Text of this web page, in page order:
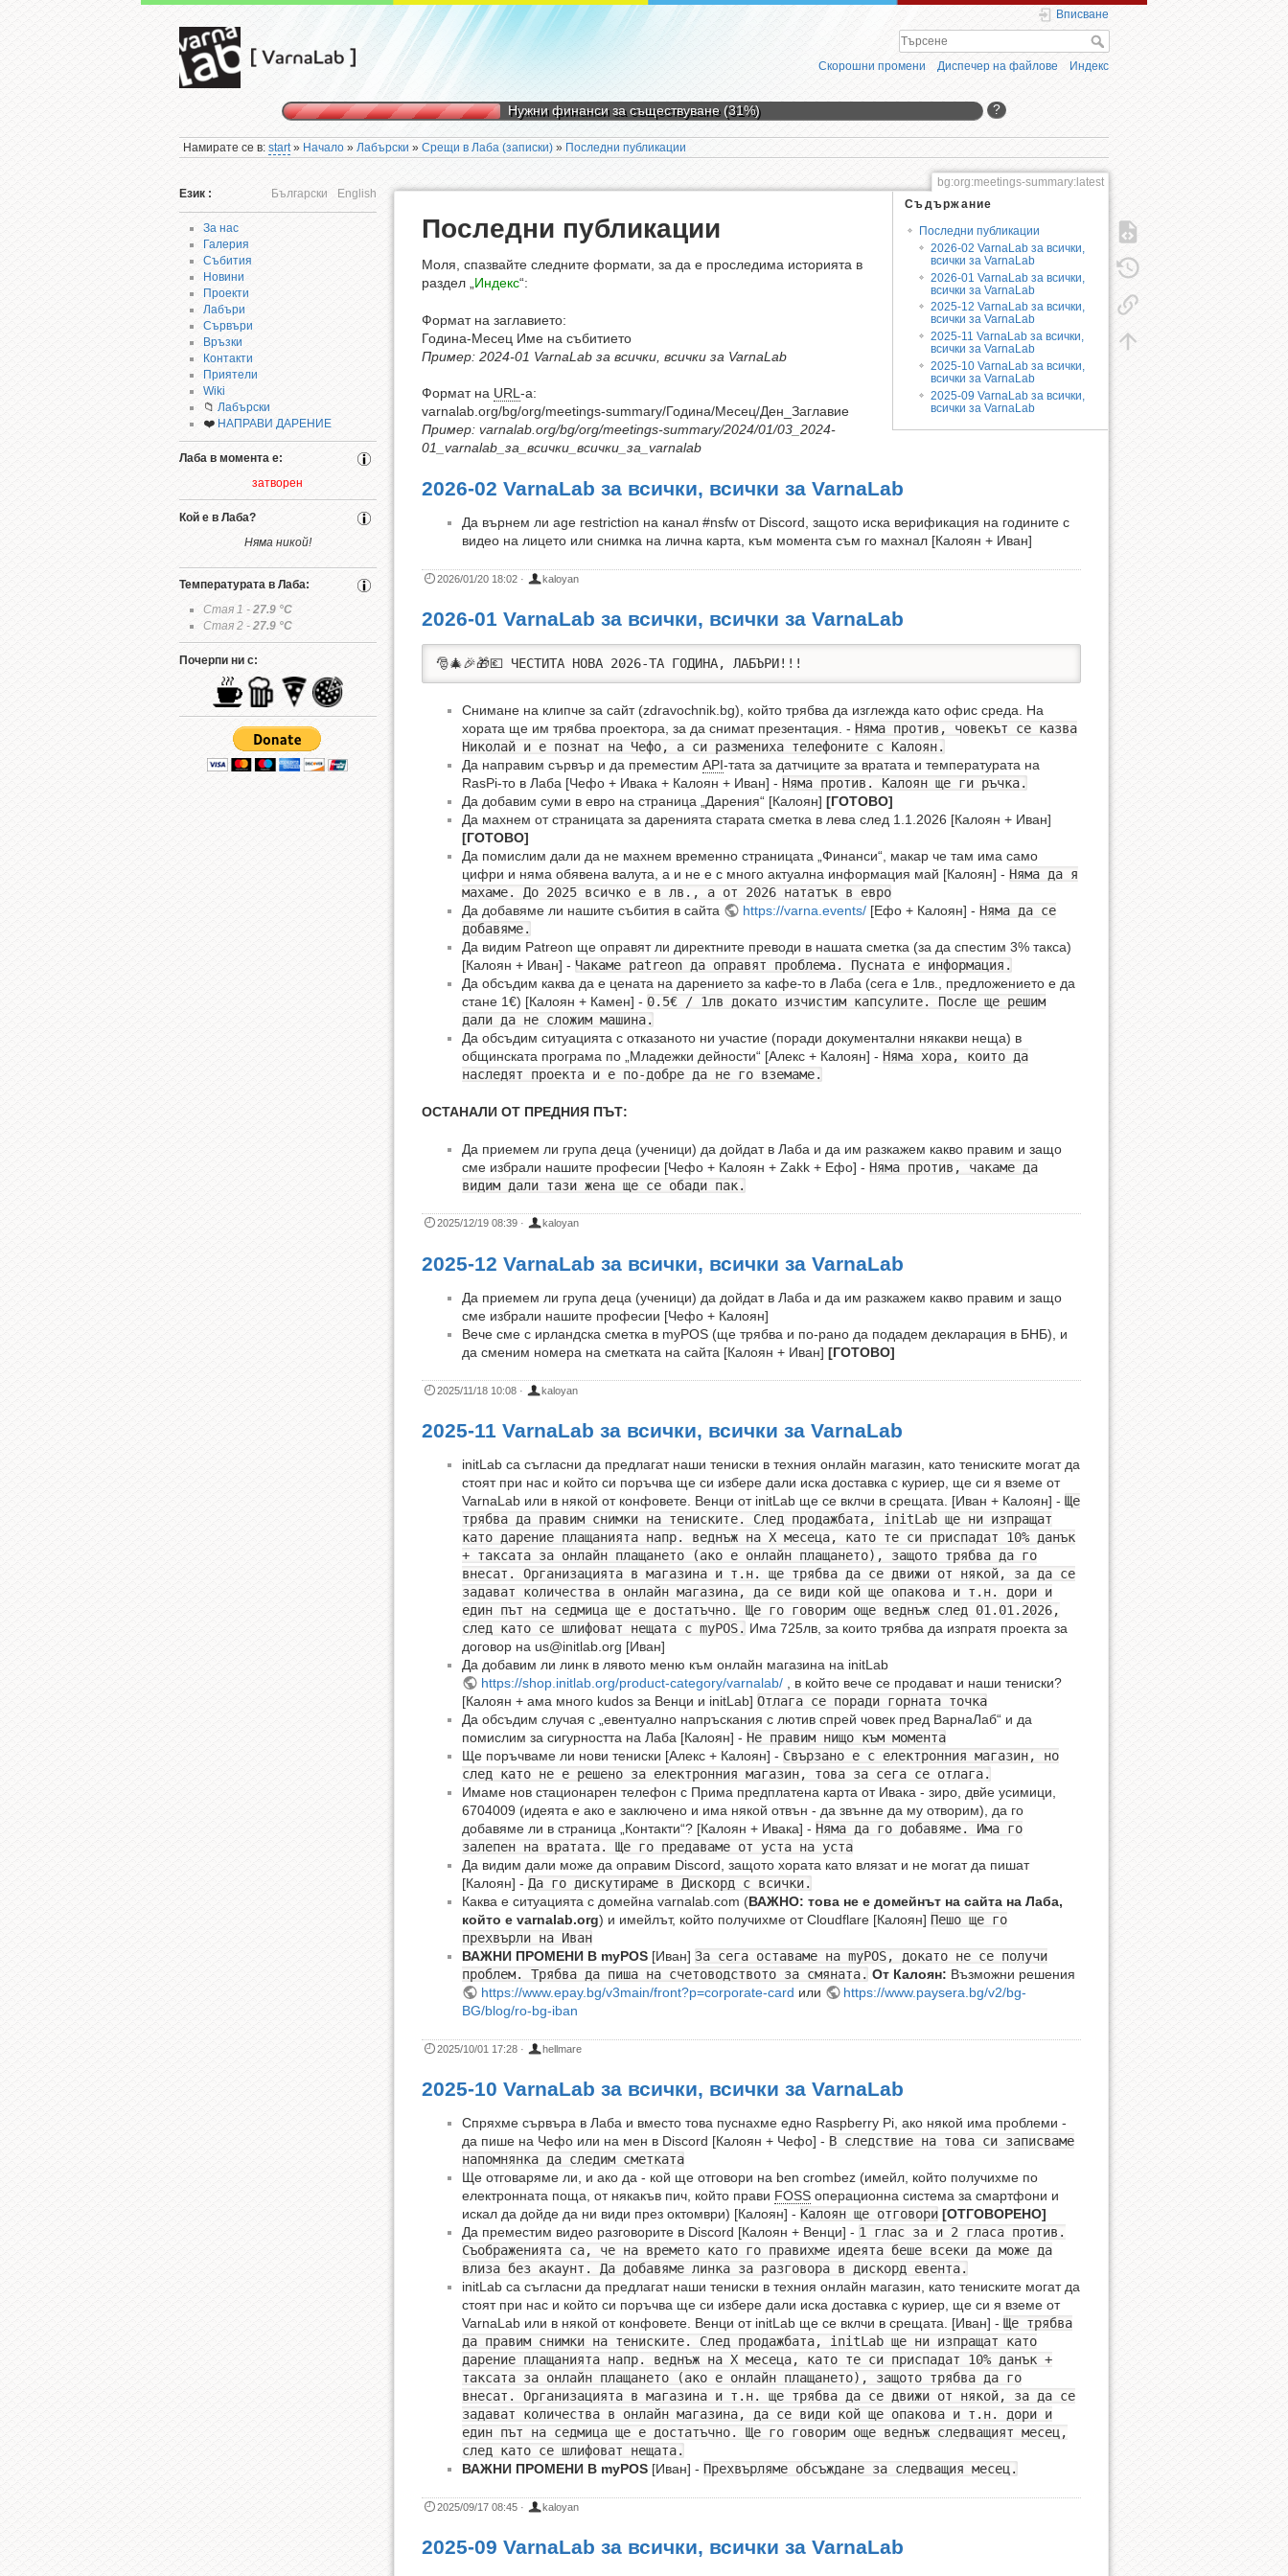
Вписване
Скорошни промени Диспечер на файлове Индекс
Нужни финанси за съществуване (31%) ?
Намирате се в:start» Начало »Лабърски »Срещи в Лаба (записки) » Последни публикации
Език : Български English
За нас
Галерия
Събития
Новини
Проекти
Лабъри
Сървъри
Връзки
Контакти
Приятели
Wiki
📁 Лабърски
❤️ НАПРАВИ ДАРЕНИЕ
Лаба в момента е:
затворен
Кой е в Лаба?
Няма никой!
Температурата в Лаба:
Стая 1 - 27.9°C
Стая 2 - 27.9°C
Почерпи ни с:
bg:org:meetings-summary:latest
Съдържание
Последни публикации
2026-02 VarnaLab за всички,
всички за VarnaLab
2026-01 VarnaLab за всички,
всички за VarnaLab
2025-12 VarnaLab за всички,
всички за VarnaLab
2025-11 VarnaLab за всички,
всички за VarnaLab
2025-10 VarnaLab за всички,
всички за VarnaLab
2025-09 VarnaLab за всички,
всички за VarnaLab
Последни публикации
Моля, спазвайте следните формати, за да е проследима историята в
раздел „Индекс“:
Формат на заглавието:
Година-Месец Име на събитието
Пример: 2024-01 VarnaLab за всички, всички за VarnaLab
Формат на URL-а:
varnalab.org/bg/org/meetings-summary/Година/Месец/Ден_Заглавие
Пример: varnalab.org/bg/org/meetings-summary/2024/01/03_2024-
01_varnalab_за_всички_всички_за_varnalab
2026-02 VarnaLab за всички, всички за VarnaLab
Да върнем ли age restriction на канал #nsfw от Discord, защото иска верификация на годините с
видео на лицето или снимка на лична карта, към момента съм го махнал [Калоян + Иван]
2026/01/20 18:02 · kaloyan
2026-01 VarnaLab за всички, всички за VarnaLab
🎅🎄🎉🎁💶 ЧЕСТИТА НОВА 2026-ТА ГОДИНА, ЛАБЪРИ!!!
Снимане на клипче за сайт (zdravochnik.bg), който трябва да изглежда като офис среда. На
хората ще им трябва проектора, за да снимат презентация. - Няма против, човекът се казва
Николай и е познат на Чефо, а си размениха телефоните с Калоян.
Да направим сървър и да преместим API-тата за датчиците за вратата и температурата на
RasPi-то в Лаба [Чефо + Ивака + Калоян + Иван] - Няма против. Калоян ще ги ръчка.
Да добавим суми в eвро на страница „Дарения“ [Калоян] [ГОТОВО]
Да махнем от страницата за даренията старата сметка в лева след 1.1.2026 [Калоян + Иван]
[ГОТОВО]
Да помислим дали да не махнем временно страницата „Финанси“, макар че там има само
цифри и няма обявена валута, а и не е с много актуална информация май [Калоян] - Няма да я
махаме. До 2025 всичко е в лв., а от 2026 нататък в евро
Да добавяме ли нашите събития в сайта
https://varna.events/[Ефо + Калоян] - Няма да се
добавяме.
Да видим Patreon ще оправят ли директните преводи в нашата сметка (за да спестим 3% такса)
[Калоян + Иван] - Чакаме patreon да оправят проблема. Пусната е информация.
Да обсъдим каква да е цената на дарението за кафе-то в Лаба (сега е 1лв., предложението е да
стане 1€) [Калоян + Камен] - 0.5€ / 1лв докато изчистим капсулите. После ще решим
дали да не сложим машина.
Да обсъдим ситуацията с отказаното ни участие (поради документални някакви неща) в
общинската програма по „Младежки дейности“ [Алекс + Калоян] - Няма хора, които да
наследят проекта и е по-добре да не го вземаме.
ОСТАНАЛИ ОТ ПРЕДНИЯ ПЪТ:
Да приемем ли група деца (ученици) да дойдат в Лаба и да им разкажем какво правим и защо
сме избрали нашите професии [Чефо + Калоян + Zakk + Ефо] - Няма против, чакаме да
видим дали тази жена ще се обади пак.
2025/12/19 08:39 · kaloyan
2025-12 VarnaLab за всички, всички за VarnaLab
Да приемем ли група деца (ученици) да дойдат в Лаба и да им разкажем какво правим и защо
сме избрали нашите професии [Чефо + Калоян]
Вече сме с ирландска сметка в myPOS (ще трябва и по-рано да подадем декларация в БНБ), и
да сменим номера на сметката на сайта [Калоян + Иван] [ГОТОВО]
2025/11/18 10:08 · kaloyan
2025-11 VarnaLab за всички, всички за VarnaLab
initLab са съгласни да предлагат наши тениски в техния онлайн магазин, като тениските могат да
стоят при нас и който си поръчва ще си избере дали иска доставка с куриер, ще си я вземе от
VarnaLab или в някой от конфовете. Венци от initLab ще се вклчи в срещата. [Иван + Калоян] - Ще
трябва да правим снимки на тениските. След продажбата, initLab ще ни изпращат
като дарение плащанията напр. веднъж на Х месеца, като те си приспадат 10% данък
+ таксата за онлайн плащането (ако е онлайн плащането), защото трябва да го
внесат. Организацията в магазина и т.н. ще трябва да се движи от някой, за да се
задават количества в онлайн магазина, да се види кой ще опакова и т.н. дори и
един път на седмица ще е достатъчно. Ще го говорим още веднъж след 01.01.2026,
след като се шлифоват нещата с myPOS. Има 725лв, за които трябва да изпратя проекта за
договор на us@initlab.org [Иван]
Да добавим ли линк в лявото меню към онлайн магазина на initLab
https://shop.initlab.org/product-category/varnalab/, в който вече се продават и наши тениски?
[Калоян + ама много kudos за Венци и initLab] Отлага се поради горната точка
Да обсъдим случая с „евентуално напръскания с лютив спрей човек пред ВарнаЛаб“ и да
помислим за сигурността на Лаба [Калоян] - Не правим нищо към момента
Ще поръчваме ли нови тениски [Алекс + Калоян] - Свързано е с електронния магазин, но
след като не е решено за електронния магазин, това за сега се отлага.
Имаме нов стационарен телефон с Прима предплатена карта от Ивака - зиро, двйе усимици,
6704009 (идеята е ако е заключено и има някой отвън - да звънне да му отворим), да го
добавяме ли в страница „Контакти“? [Калоян + Ивака] - Няма да го добавяме. Има го
залепен на вратата. Ще го предаваме от уста на уста
Да видим дали може да оправим Discord, защото хората като влязат и не могат да пишат
[Калоян] - Да го дискутираме в Дискорд с всички.
Каква е ситуацията с домейна varnalab.com (ВАЖНО: това не е домейнът на сайта на Лаба,
който е varnalab.org) и имейлът, който получихме от Cloudflare [Калоян] Пешо ще го
прехвърли на Иван
ВАЖНИ ПРОМЕНИ В myPOS [Иван] За сега оставаме на myPOS, докато не се получи
проблем. Трябва да пиша на счетоводството за смяната. От Калоян: Възможни решения
https://www.epay.bg/v3main/front?p=corporate-card или
https://www.paysera.bg/v2/bg-
BG/blog/ro-bg-iban
2025/10/01 17:28 · hellmare
2025-10 VarnaLab за всички, всички за VarnaLab
Спряхме сървъра в Лаба и вместо това пуснахме едно Raspberry Pi, ако някой има проблеми -
да пише на Чефо или на мен в Discord [Калоян + Чефо] - В следствие на това си записваме
напомнянка да следим сметката
Ще отговаряме ли, и ако да - кой ще отговори на ben crombez (имейл, който получихме по
електронната поща, от някакъв пич, който прави FOSS операционна система за смартфони и
искал да дойде да ни види през октомври) [Калоян] - Калоян ще отговори [ОТГОВОРЕНО]
Да преместим видео разговорите в Discord [Калоян + Венци] - 1 глас за и 2 гласа против.
Съображенията са, че на времето като го правихме идеята беше всеки да може да
влиза без акаунт. Да добавяме линка за разговора в дискорд евента.
initLab са съгласни да предлагат наши тениски в техния онлайн магазин, като тениските могат да
стоят при нас и който си поръчва ще си избере дали иска доставка с куриер, ще си я вземе от
VarnaLab или в някой от конфовете. Венци от initLab ще се вклчи в срещата. [Иван] - Ще трябва
да правим снимки на тениските. След продажбата, initLab ще ни изпращат като
дарение плащанията напр. веднъж на Х месеца, като те си приспадат 10% данък +
таксата за онлайн плащането (ако е онлайн плащането), защото трябва да го
внесат. Организацията в магазина и т.н. ще трябва да се движи от някой, за да се
задават количества в онлайн магазина, да се види кой ще опакова и т.н. дори и
един път на седмица ще е достатъчно. Ще го говорим още веднъж следващият месец,
след като се шлифоват нещата.
ВАЖНИ ПРОМЕНИ В myPOS [Иван] - Прехвърляме обсъждане за следващия месец.
2025/09/17 08:45 · kaloyan
2025-09 VarnaLab за всички, всички за VarnaLab